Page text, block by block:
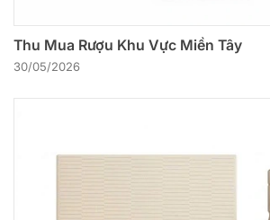
Thu Mua Rượu Khu Vực Miền Tây
30/05/2026